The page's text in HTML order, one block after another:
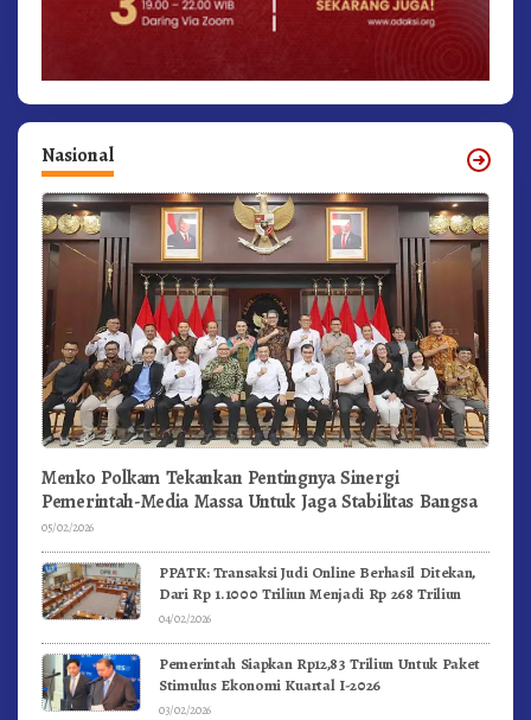
Nasional
Menko Polkam Tekankan Pentingnya Sinergi
Pemerintah-Media Massa Untuk Jaga Stabilitas Bangsa
05/02/2026
PPATK: Transaksi Judi Online Berhasil Ditekan,
Dari Rp 1.1000 Triliun Menjadi Rp 268 Triliun
04/02/2026
Pemerintah Siapkan Rp12,83 Triliun Untuk Paket
Stimulus Ekonomi Kuartal I-2026
03/02/2026